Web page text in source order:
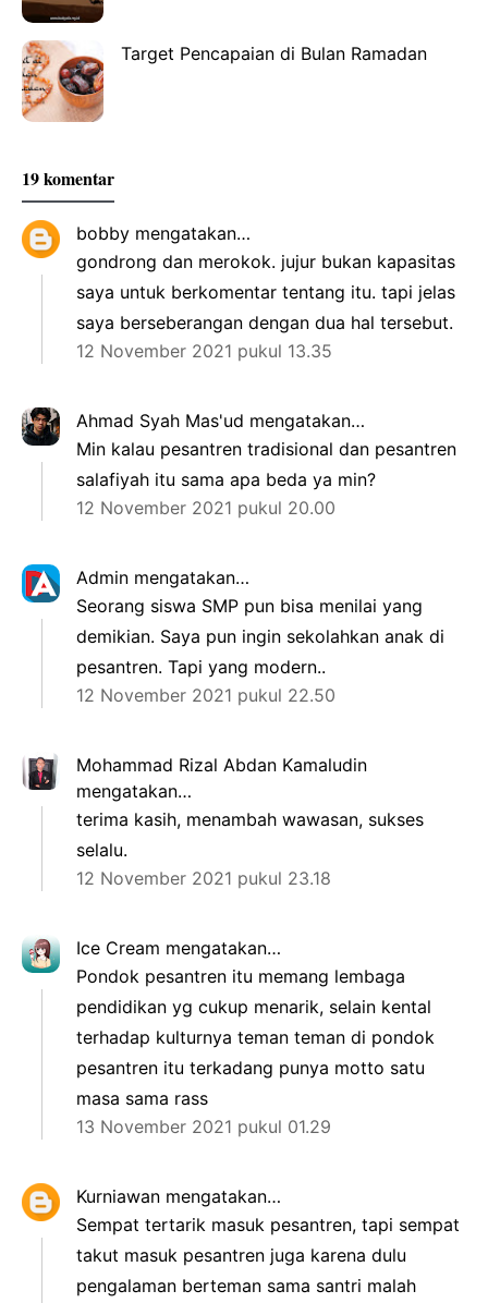
Target Pencapaian di Bulan Ramadan
19 komentar
bobby mengatakan…
gondrong dan merokok. jujur bukan kapasitas
saya untuk berkomentar tentang itu. tapi jelas
saya berseberangan dengan dua hal tersebut.
12 November 2021 pukul 13.35
Ahmad Syah Mas'ud mengatakan…
Min kalau pesantren tradisional dan pesantren
salafiyah itu sama apa beda ya min?
12 November 2021 pukul 20.00
Admin mengatakan…
Seorang siswa SMP pun bisa menilai yang
demikian. Saya pun ingin sekolahkan anak di
pesantren. Tapi yang modern..
12 November 2021 pukul 22.50
Mohammad Rizal Abdan Kamaludin
mengatakan…
terima kasih, menambah wawasan, sukses
selalu.
12 November 2021 pukul 23.18
Ice Cream mengatakan…
Pondok pesantren itu memang lembaga
pendidikan yg cukup menarik, selain kental
terhadap kulturnya teman teman di pondok
pesantren itu terkadang punya motto satu
masa sama rass
13 November 2021 pukul 01.29
Kurniawan mengatakan…
Sempat tertarik masuk pesantren, tapi sempat
takut masuk pesantren juga karena dulu
pengalaman berteman sama santri malah